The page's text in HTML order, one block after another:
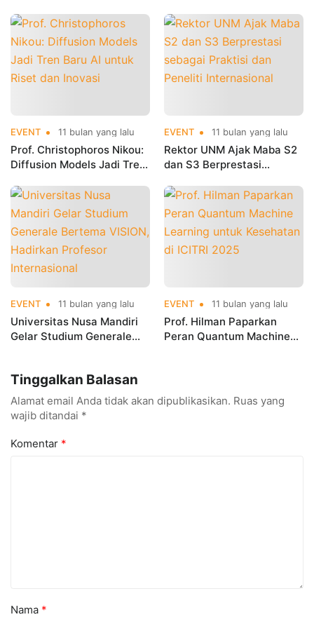
Mahasiswa Doktor
Internasional
EVENT 11 bulan yang lalu
Prof. Christophoros Nikou:
Diffusion Models Jadi Tren
Inovasi
EVENT 11 bulan yang lalu
Rektor UNM Ajak Maba S2
dan S3 Berprestasi
Peneliti Internasional
EVENT 11 bulan yang lalu
Universitas Nusa Mandiri
Gelar Studium Generale
EVENT 11 bulan yang lalu
Prof. Hilman Paparkan
Peran Quantum Machine
Tinggalkan Balasan
Alamat email Anda tidak akan dipublikasikan. Ruas yang
wajib ditandai *
Komentar *
Nama *